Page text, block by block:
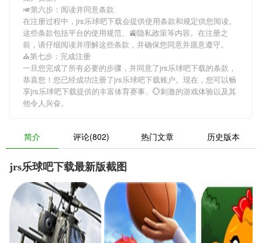
🎺第六步：阅读并同意条款
在注册过程中，jrs乐球吧下载会提供使用条款和规定供您阅读。
这些条款包括平台的使用规范、🚉隐私政策等内容。在注册之
前，请仔细阅读并理解这些条款，并确保您同意并愿意遵守。
⛪️第七步：完成注册
一旦您完成了所有必要的步骤，并同意了jrs乐球吧下载的条款，
恭喜您！您已经成功注册了jrs乐球吧下载账户。现在，您可以畅
享jrs乐球吧下载提供的丰富体育赛事、💮刺激的游戏体验以及其
他令人兴奋。
简介 评论(802) 热门文章 历史版本
jrs乐球吧下载最新版截图